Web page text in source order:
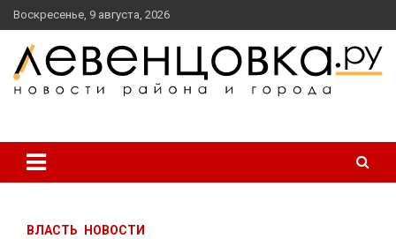
перейти
к
содержанию
Воскресенье, 9 августа, 2026
ВЛАСТЬ НОВОСТИ